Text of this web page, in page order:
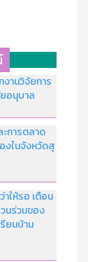
งานวิจัยการ
อนุบาล
การตลาด
งในจังหวัดสุ
ให้รอ เตือน
นร่วมของ
ยนบ้าน